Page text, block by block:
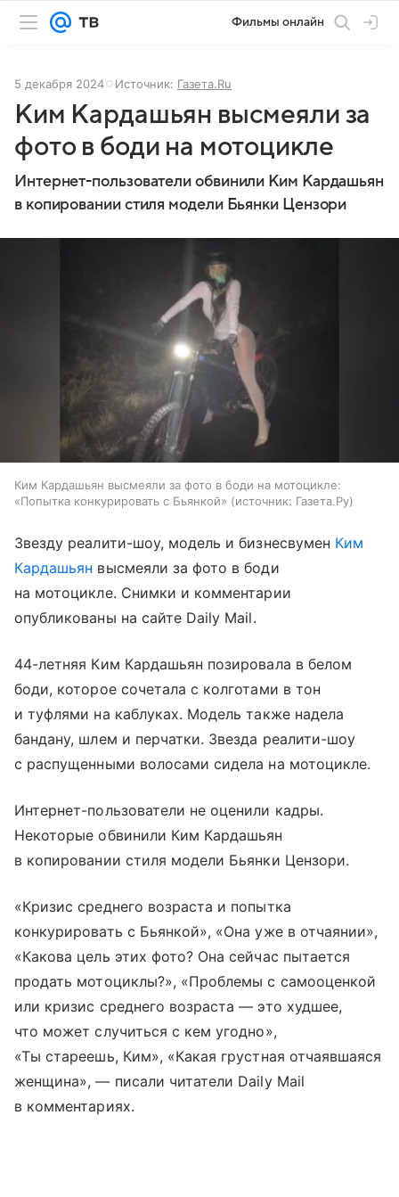
Фильмы онлайн
5 декабря 2024 Источник: Газета.Ru
Ким Кардашьян высмеяли за
фото в боди на мотоцикле
Интернет-пользователи обвинили Ким Кардашьян
в копировании стиля модели Бьянки Цензори
Ким Кардашьян высмеяли за фото в боди на мотоцикле:
«Попытка конкурировать с Бьянкой»
источник: Газета.Ру
Звезду реалити-шоу, модель и бизнесвумен Ким
Кардашьян высмеяли за фото в боди
на мотоцикле. Снимки и комментарии
опубликованы на сайте Daily Mail.
44-летняя Ким Кардашьян позировала в белом
боди, которое сочетала с колготами в тон
и туфлями на каблуках. Модель также надела
бандану, шлем и перчатки. Звезда реалити-шоу
с распущенными волосами сидела на мотоцикле.
Интернет-пользователи не оценили кадры.
Некоторые обвинили Ким Кардашьян
в копировании стиля модели Бьянки Цензори.
«Кризис среднего возраста и попытка
конкурировать с Бьянкой», «Она уже в отчаянии»,
«Какова цель этих фото? Она сейчас пытается
продать мотоциклы?», «Проблемы с самооценкой
или кризис среднего возраста — это худшее,
что может случиться с кем угодно»,
«Ты стареешь, Ким», «Какая грустная отчаявшаяся
женщина», — писали читатели Daily Mail
в комментариях.